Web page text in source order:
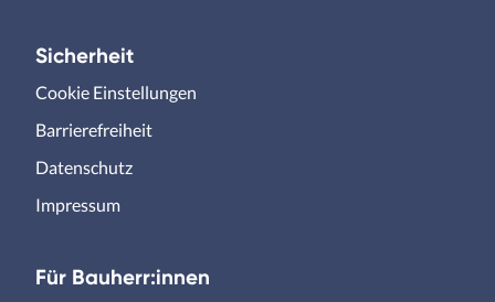
Sicherheit
Cookie Einstellungen
Barrierefreiheit
Datenschutz
Impressum
Für Bauherr:innen